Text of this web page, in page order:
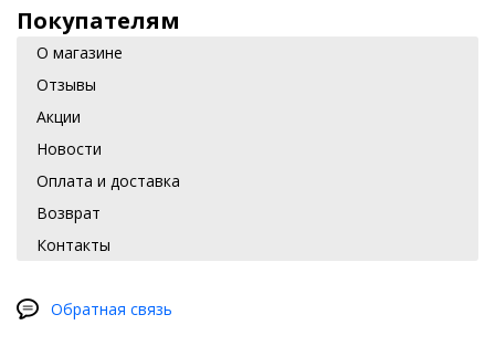
Покупателям
О магазине
Отзывы
Акции
Новости
Оплата и доставка
Возврат
Контакты
Обратная связь